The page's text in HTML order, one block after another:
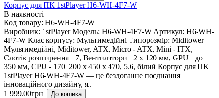
Корпус для ПК 1stPlayer H6-WH-4F7-W
В наявності
Код товару: H6-WH-4F7-W
Виробник: 1stPlayer Модель: H6-WH-4F7-W Артикул: H6-WH-
4F7-W Клас корпусу: Мультимедійні Типорозмір: Miditower
Мультимедійні, Miditower, ATX, Micro - ATX, Mini - ITX,
Слотів розширення - 7, Вентилятори - 2 х 120 мм, GPU - до
350 мм, CPU - 170, 200 х 450 х 470, 5.6, білий Корпус для ПК
1stPlayer H6-WH-4F7-W — це бездоганне поєднання
інноваційного дизайну, я..
1 999.00грн.
До кошика